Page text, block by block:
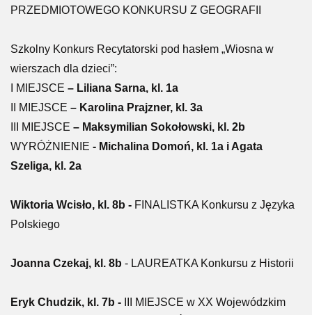
PRZEDMIOTOWEGO KONKURSU Z GEOGRAFII
Szkolny Konkurs Recytatorski pod hasłem „Wiosna w
wierszach dla dzieci”:
I MIEJSCE – Liliana Sarna, kl. 1a
II MIEJSCE – Karolina Prajzner, kl. 3a
III MIEJSCE – Maksymilian Sokołowski, kl. 2b
WYRÓŻNIENIE - Michalina Domoń, kl. 1a i Agata
Szeliga, kl. 2a
Wiktoria Wcisło, kl. 8b - FINALISTKA Konkursu z Języka
Polskiego
Joanna Czekaj, kl. 8b - LAUREATKA Konkursu z Historii
Eryk Chudzik, kl. 7b -
III MIEJSCE w XX Wojewódzkim